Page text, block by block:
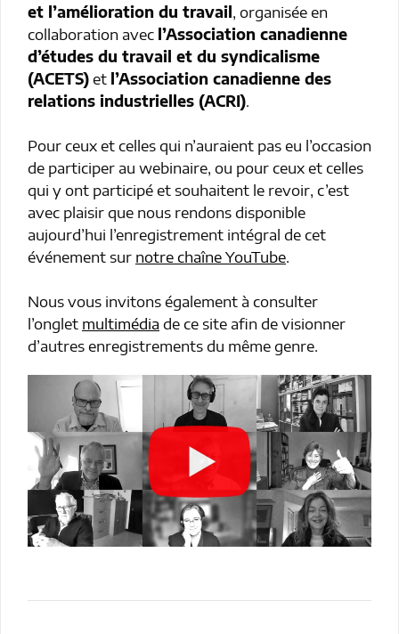
et l’amélioration du travail, organisée en
collaboration avec l’Association canadienne
d’études du travail et du syndicalisme
(ACETS)et l’Association canadienne des
relations industrielles (ACRI).
Pour ceux et celles qui n’auraient pas eu l’occasion
de participer au webinaire, ou pour ceux et celles
qui y ont participé et souhaitent le revoir, c’est
avec plaisir que nous rendons disponible
aujourd’hui l’enregistrement intégral de cet
événement sur notre chaîne YouTube.
Nous vous invitons également à consulter
l’onglet multimédia de ce site afin de visionner
d’autres enregistrements du même genre.